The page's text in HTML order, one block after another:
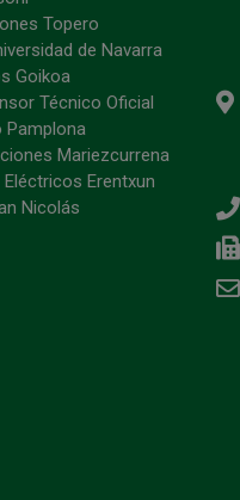
Topero
de Navarra
Goikoa
Técnico Oficial
Pamplona
Mariezcurrena
Erentxun
Nicolás